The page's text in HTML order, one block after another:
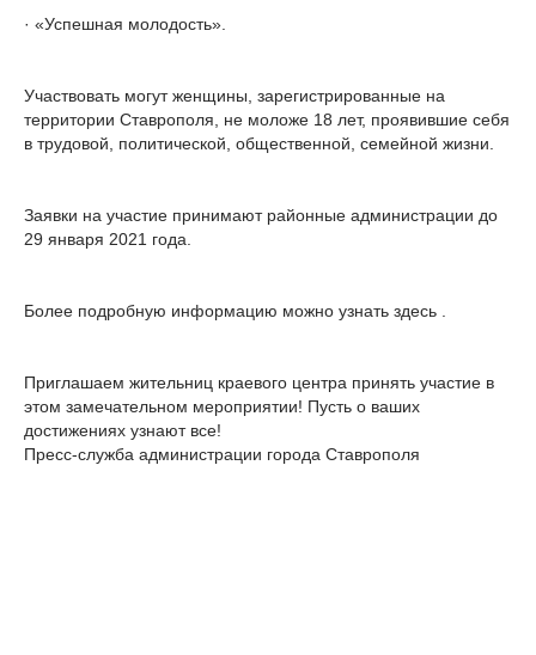
· «Успешная молодость».
Участвовать могут женщины, зарегистрированные на
территории Ставрополя, не моложе 18 лет, проявившие себя
в трудовой, политической, общественной, семейной жизни.
Заявки на участие принимают районные администрации до
29 января 2021 года.
Более подробную информацию можно узнать здесь .
Приглашаем жительниц краевого центра принять участие в
этом замечательном мероприятии! Пусть о ваших
достижениях узнают все!
Пресс-служба администрации города Ставрополя